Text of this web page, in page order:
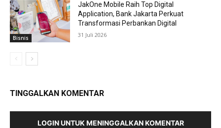
Bisnis
JakOne Mobile Raih Top Digital
Application, Bank Jakarta Perkuat
Transformasi Perbankan Digital
31 Juli 2026
TINGGALKAN KOMENTAR
LOGIN UNTUK MENINGGALKAN KOMENTAR